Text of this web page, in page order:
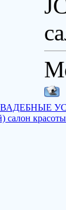
салон